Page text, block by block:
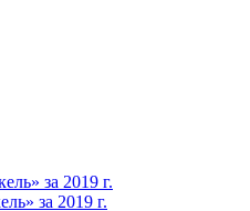
за 2019 г.
за 2019 г.